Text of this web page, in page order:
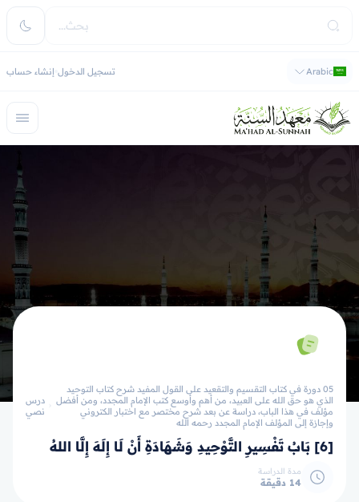
Arabic تسجيل الدخول إنشاء حساب
05 دورة في كتاب التقسيم والتقعيد على القول المفيد شرح كتاب التوحيد
الذي هو حق الله على العبيد، من أهم وأوسع كتب الإمام المجدد، ومن أفضل
مؤلف في هذا الباب، دراسة عن بعد شرح مختصر مع اختبار الكتروني
وإجازة إلى المؤلف الإمام المجدد رحمه الله
درس
نصي
[6] بَابُ تَفْسِيرِ التَّوْحِيدِ وَشَهَادَةِ أَنْ لَا إِلَهَ إِلَّا اللهُ
مدة الدراسة
14 دقيقة